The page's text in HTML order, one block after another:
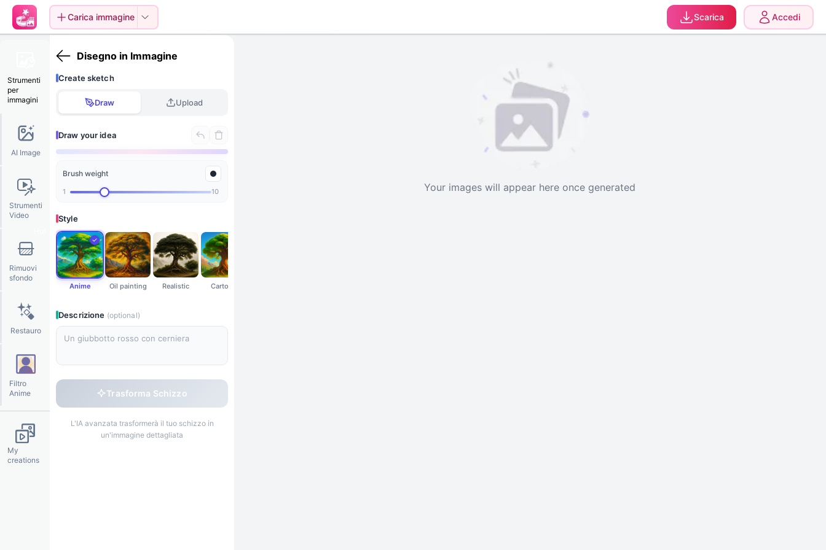
Carica immagine Scarica Accedi
Strumenti
per
immagini
AI Image
Strumenti
Video
Rimuovi
sfondo
Restauro
Filtro
Anime
My
creations
Disegno in Immagine
Create sketch
Draw Upload
Draw your idea
Draw something here
Brush weight
1 10
Style
Anime Oil painting Realistic Cartoon
Descrizione (optional)
Trasforma Schizzo
L'IA avanzata trasformerà il tuo schizzo in
un'immagine dettagliata
Your images will appear here once generated